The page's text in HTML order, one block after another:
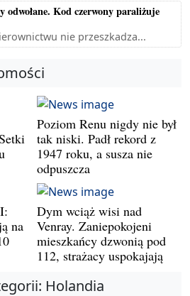
odwołane. Kod czerwony paraliżuje
nie przeszkadza...
Poziom Renu nigdy nie był
tak niski. Padł rekord z
1947 roku, a susza nie
odpuszcza
na
Dym wciąż wisi nad
Venray. Zaniepokojeni
mieszkańcy dzwonią pod
112, strażacy uspokajają
Holandia